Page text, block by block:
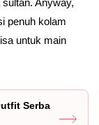
Anyway,
penuh kolam
untuk main
Serba